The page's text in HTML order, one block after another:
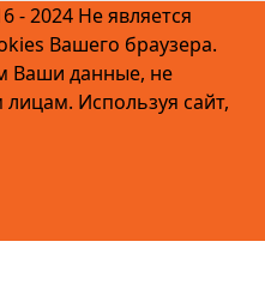
- 2024 Не является
Вашего браузера.
Ваши данные, не
Используя сайт,